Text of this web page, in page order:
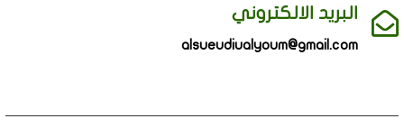
البريد الالكتروني
alsueudiualyoum@gmail.com